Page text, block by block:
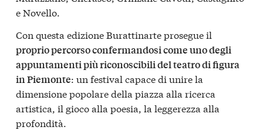
e Novello.
Con questa edizione Burattinarte prosegue il
proprio percorso confermandosi come uno degli
appuntamenti più riconoscibili del teatro di figura
in Piemonte: un festival capace di unire la
dimensione popolare della piazza alla ricerca
artistica, il gioco alla poesia, la leggerezza alla
profondità.